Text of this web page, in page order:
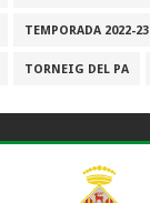
TEMPORADA 2022-23
TORNEIG DEL PA